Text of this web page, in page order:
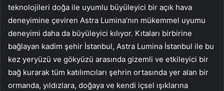
teknolojileri doğa ile uyumlu büyüleyici bir açık hava
deneyimine çeviren Astra Lumina’nın mükemmel uyumu
deneyimi daha da büyüleyici kılıyor. Kıtaları birbirine
bağlayan kadim şehir İstanbul, Astra Lumina İstanbul ile bu
kez yeryüzü ve gökyüzü arasında gizemli ve etkileyici bir
bağ kurarak tüm katılımcıları şehrin ortasında yer alan bir
ormanda, yıldızlara, doğaya ve kendi içsel ışıklarına